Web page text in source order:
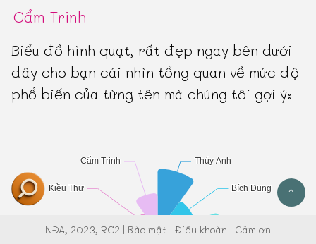
Cẩm Trinh
Biểu đồ hình quạt, rất đẹp ngay bên dưới
đây cho bạn cái nhìn tổng quan về mức độ
phổ biến của từng tên mà chúng tôi gợi ý:
↑
NĐA, 2023, RC2 | Bảo mật | Điều khoản | Cảm ơn